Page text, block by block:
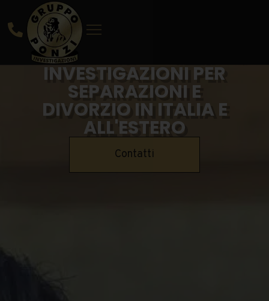
INVESTIGAZIONI PER
SEPARAZIONI E
DIVORZIO IN ITALIA E
ALL'ESTERO
Contatti